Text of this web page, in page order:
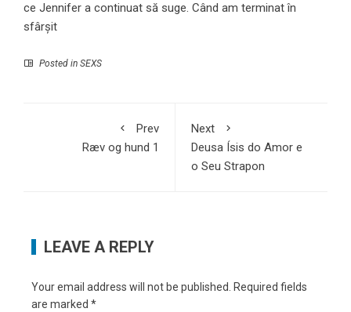
ce Jennifer a continuat să suge. Când am terminat în
sfârșit
Posted in SEXS
Prev
Ræv og hund 1
Next
Deusa Ísis do Amor e
o Seu Strapon
LEAVE A REPLY
Your email address will not be published. Required fields
are marked *